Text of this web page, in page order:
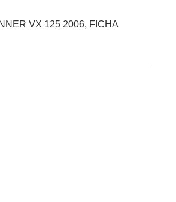
VX 125 2006, FICHA